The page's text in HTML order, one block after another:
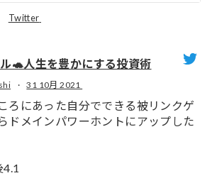
Twitter
🐢人生を豊かにする投資術
· 31 10月 2021
ろにあった自分でできる被リンクゲ
ドメインパワーホントにアップした